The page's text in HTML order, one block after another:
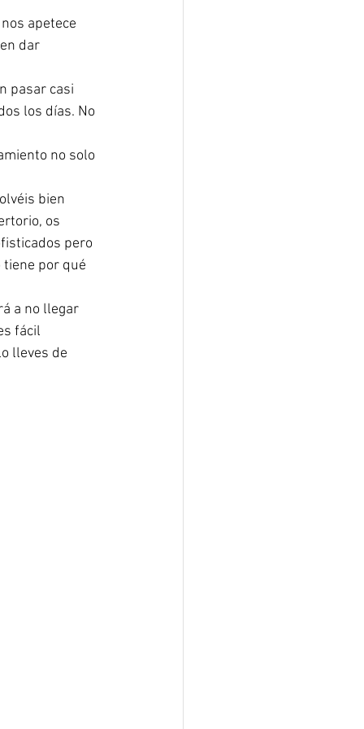
apetece
dar
pasar casi
los días. No
no solo
bien
os
pero
por qué
a no llegar
fácil
lleves de